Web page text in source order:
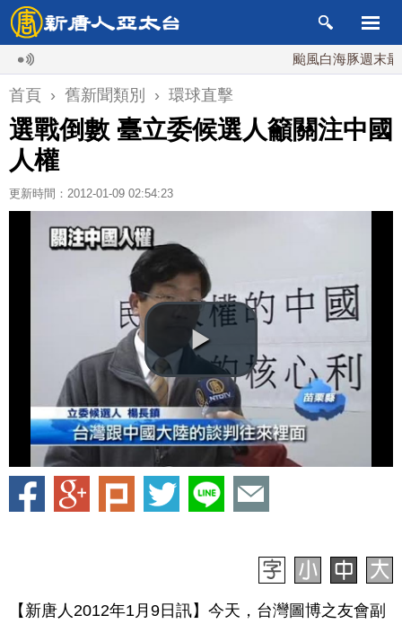
颱風白海豚週末最接
首頁 › 舊新聞類別 › 環球直擊
選戰倒數 臺立委候選人籲關注中國
人權
更新時間：2012-01-09 02:54:23
【新唐人2012年1月9日訊】今天，台灣圖博之友會副